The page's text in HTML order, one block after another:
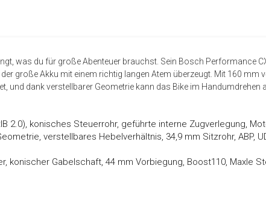
was du für große Abenteuer brauchst. Sein Bosch Performance
große Akku mit einem richtig langen Atem überzeugt. Mit 160 mm
und dank verstellbarer Geometrie kann das Bike im Handumdrehen
2.0), konisches Steuerrohr, geführte interne Zugverlegung,
verstellbares Hebelverhältnis, 34,9 mm Sitzrohr, ABP,
konischer Gabelschaft, 44 mm Vorbiegung, Boost110, Maxle